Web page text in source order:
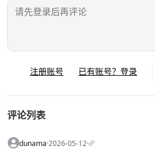
注册账号 已有账号？登录
评论列表
dunama·2026-05-12·